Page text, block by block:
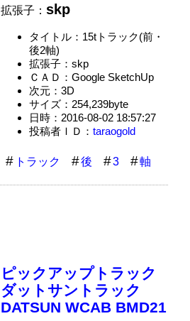
拡張子：skp
タイトル：15tトラック(前・
後2軸)
拡張子：skp
ＣＡＤ：Google SketchUp
次元：3D
サイズ：254,239byte
日時：2016-08-02 18:57:27
投稿者ＩＤ： taraogold
トラック 後 3 軸
ピックアップトラック
ダットサントラック
DATSUN WCAB BMD21